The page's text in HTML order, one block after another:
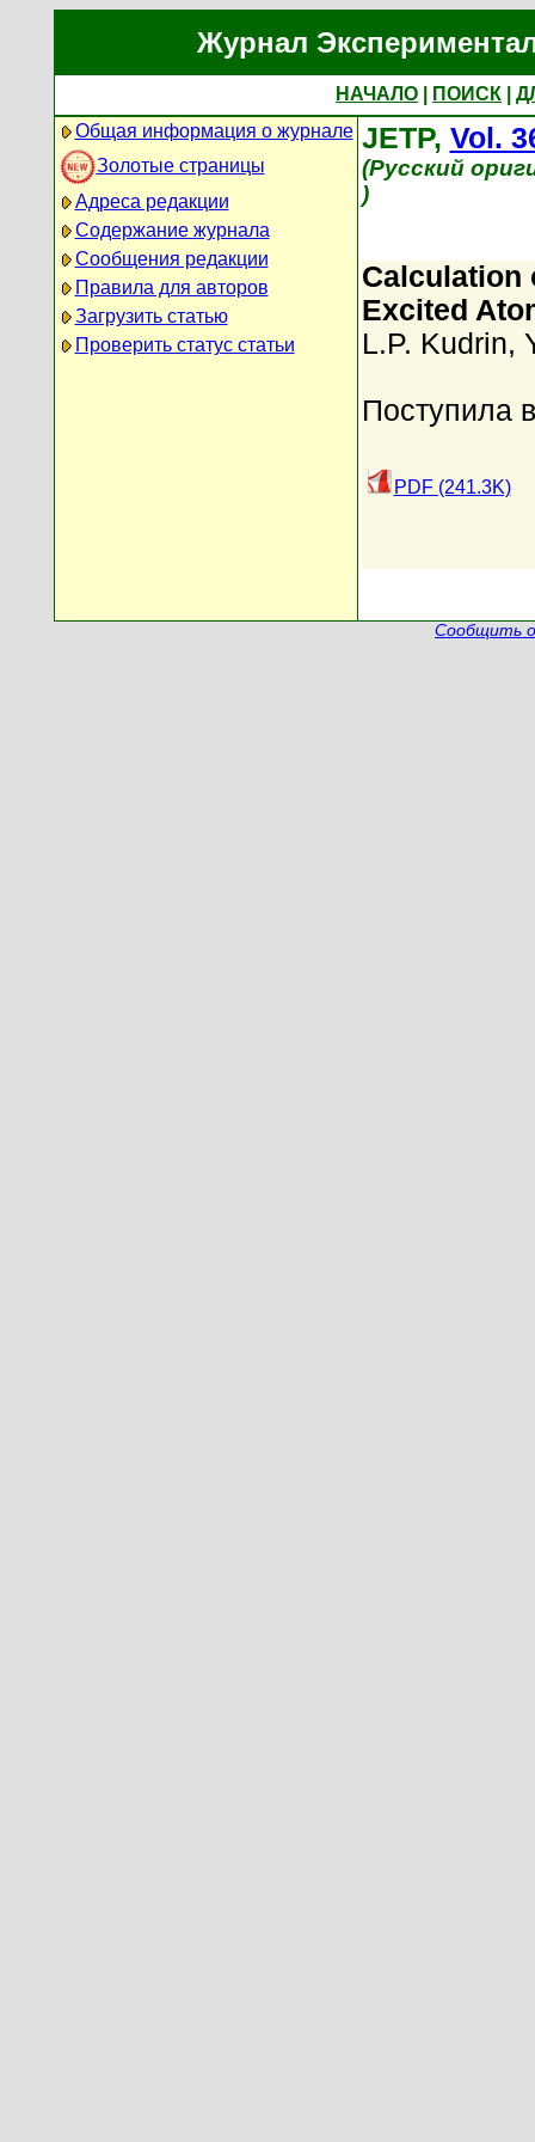
Журнал
НАЧАЛО ПОИСК
Общая информация о журнале
Золотые страницы
Адреса редакции
Содержание журнала
Сообщения редакции
Правила для авторов
Загрузить статью
Проверить статус статьи
JETP, Vol.
(Русский
)
Calculation
Excited
L.P. Kudrin,
Поступила
PDF (241.3K)
Сообщить о